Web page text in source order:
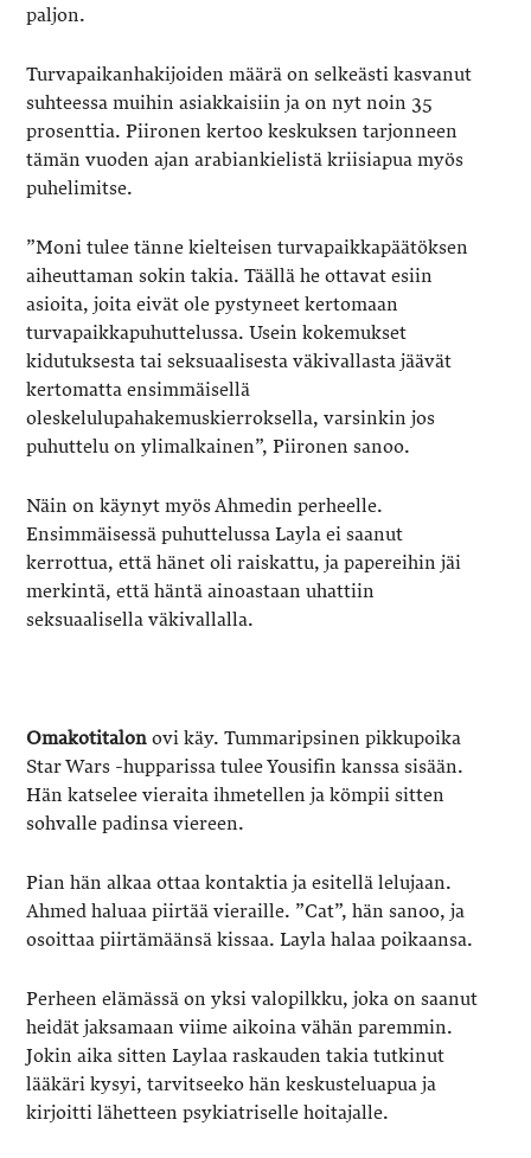
paljon.
Turvapaikanhakijoiden määrä on selkeästi kasvanut
suhteessa muihin asiakkaisiin ja on nyt noin 35
prosenttia. Piironen kertoo keskuksen tarjonneen
tämän vuoden ajan arabiankielistä kriisiapua myös
puhelimitse.
”Moni tulee tänne kielteisen turvapaikkapäätöksen
aiheuttaman sokin takia. Täällä he ottavat esiin
asioita, joita eivät ole pystyneet kertomaan
turvapaikkapuhuttelussa. Usein kokemukset
kidutuksesta tai seksuaalisesta väkivallasta jäävät
kertomatta ensimmäisellä
oleskelulupahakemuskierroksella, varsinkin jos
puhuttelu on ylimalkainen”, Piironen sanoo.
Näin on käynyt myös Ahmedin perheelle.
Ensimmäisessä puhuttelussa Layla ei saanut
kerrottua, että hänet oli raiskattu, ja papereihin jäi
merkintä, että häntä ainoastaan uhattiin
seksuaalisella väkivallalla.
Omakotitalon ovi käy. Tummaripsinen pikkupoika
Star Wars -hupparissa tulee Yousifin kanssa sisään.
Hän katselee vieraita ihmetellen ja kömpii sitten
sohvalle padinsa viereen.
Pian hän alkaa ottaa kontaktia ja esitellä lelujaan.
Ahmed haluaa piirtää vieraille. ”Cat”, hän sanoo, ja
osoittaa piirtämäänsä kissaa. Layla halaa poikaansa.
Perheen elämässä on yksi valopilkku, joka on saanut
heidät jaksamaan viime aikoina vähän paremmin.
Jokin aika sitten Laylaa raskauden takia tutkinut
lääkäri kysyi, tarvitseeko hän keskusteluapua ja
kirjoitti lähetteen psykiatriselle hoitajalle.